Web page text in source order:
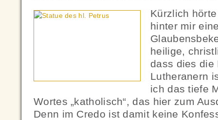
Kürzlich
hinter mir
heilige,
dass dies die
Lutheranern
ich das tiefe
Wortes „katholisch“, das hier zum
Denn im Credo ist damit keine